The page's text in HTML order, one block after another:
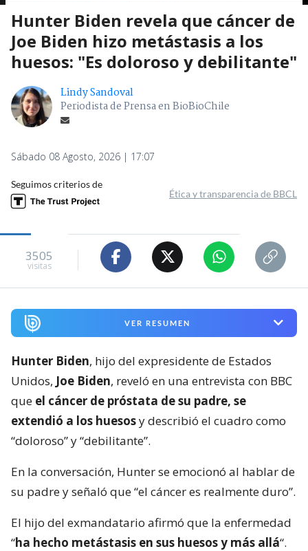
Hunter Biden revela que cáncer de
Joe Biden hizo metástasis a los
huesos: "Es doloroso y debilitante"
Lindy Sandoval
Periodista de Prensa en BioBioChile
Sábado 08 Agosto, 2026 | 17:07
Seguimos criterios de
Ética y transparencia de BBCL
3505
visitas
VER RESUMEN
Hunter Biden, hijo del expresidente de Estados
Unidos, Joe Biden, reveló en una entrevista con BBC
que el cáncer de próstata de su padre, se
extendió a los huesosy describió el cuadro como
“doloroso” y “debilitante”.
En la conversación, Hunter se emocionó al hablar de
su padre y señaló que “el cáncer es realmente duro”.
El hijo del exmandatario afirmó que la enfermedad
“ha hecho metástasis en sus huesos y más allá“.